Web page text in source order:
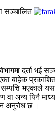
सञ्चालित
दर्ता भई
बाहेक प्रकाशित
भएकाले
वा अन्य यिनै
अनुराेध छ ।